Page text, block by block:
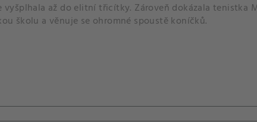
vyšplhala až do elitní třicítky. Zároveň dokázala tenistka
školu a věnuje se ohromné spoustě koníčků.